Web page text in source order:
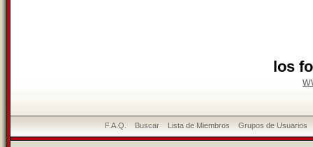
los
F.A.Q. Buscar Lista de Miembros Grupos de Usuarios